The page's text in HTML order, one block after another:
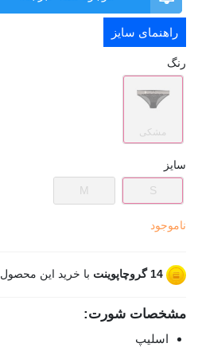
راهنمای سایز
رنگ
مشکی
سایز
S
M
ناموجود
14 گروچاپوینت با خرید این محصول
مشخصات شورت:
اسلیپ